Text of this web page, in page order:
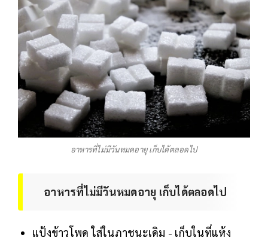
อาหารที่ไม่มีวันหมดอายุ เก็บได้ตลอดไป
อาหารที่ไม่มีวันหมดอายุ เก็บได้ตลอดไป
แป้งข้าวโพด ใส่ในภาชนะเดิม - เก็บในที่แห้ง